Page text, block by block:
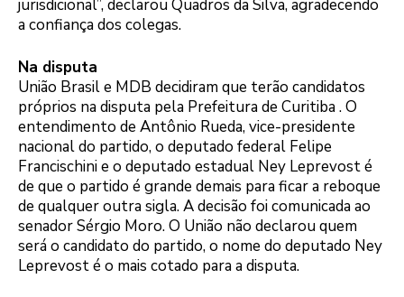
jurisdicional”, declarou Quadros da Silva, agradecendo
a confiança dos colegas.
Na disputa
União Brasil e MDB decidiram que terão candidatos
próprios na disputa pela Prefeitura de Curitiba . O
entendimento de Antônio Rueda, vice-presidente
nacional do partido, o deputado federal Felipe
Francischini e o deputado estadual Ney Leprevost é
de que o partido é grande demais para ficar a reboque
de qualquer outra sigla. A decisão foi comunicada ao
senador Sérgio Moro. O União não declarou quem
será o candidato do partido, o nome do deputado Ney
Leprevost é o mais cotado para a disputa.